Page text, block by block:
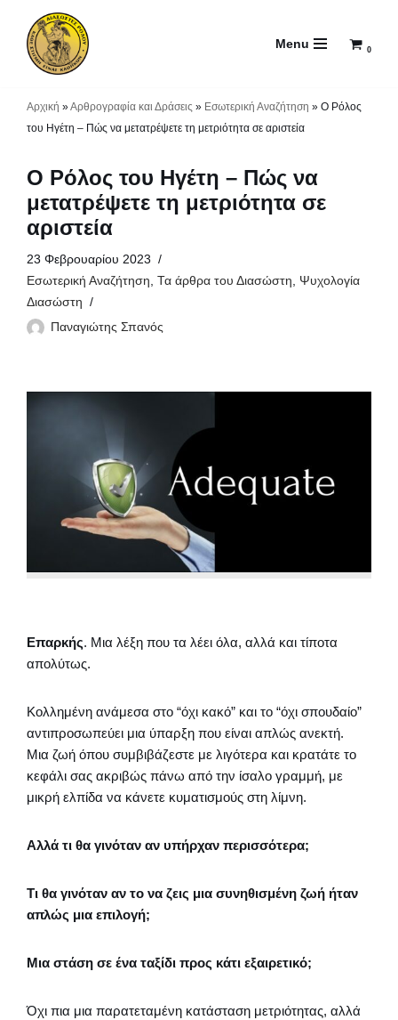
Μεταπηδήστε
Menu 0
Αρχική »Αρθρογραφία και Δράσεις » Εσωτερική Αναζήτηση » Ο Ρόλος
του Ηγέτη – Πώς να μετατρέψετε τη μετριότητα σε αριστεία
Ο Ρόλος του Ηγέτη – Πώς να
μετατρέψετε τη μετριότητα σε
αριστεία
23 Φεβρουαρίου 2023
Εσωτερική Αναζήτηση, Τα άρθρα του Διασώστη, Ψυχολογία
Διασώστη
Παναγιώτης Σπανός
Επαρκής. Μια λέξη που τα λέει όλα, αλλά και τίποτα
απολύτως.
Κολλημένη ανάμεσα στο “όχι κακό” και το “όχι σπουδαίο”
αντιπροσωπεύει μια ύπαρξη που είναι απλώς ανεκτή.
Μια ζωή όπου συμβιβάζεστε με λιγότερα και κρατάτε το
κεφάλι σας ακριβώς πάνω από την ίσαλο γραμμή, με
μικρή ελπίδα να κάνετε κυματισμούς στη λίμνη.
Αλλά τι θα γινόταν αν υπήρχαν περισσότερα;
Τι θα γινόταν αν το να ζεις μια συνηθισμένη ζωή ήταν
απλώς μια επιλογή;
Μια στάση σε ένα ταξίδι προς κάτι εξαιρετικό;
Όχι πια μια παρατεταμένη κατάσταση μετριότητας, αλλά